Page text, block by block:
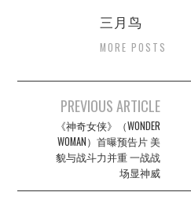
三月鸟
MORE POSTS
navigation
PREVIOUS ARTICLE
《神奇女侠》（WONDER
WOMAN）首曝预告片 美
貌与战斗力并重 一战战
场显神威